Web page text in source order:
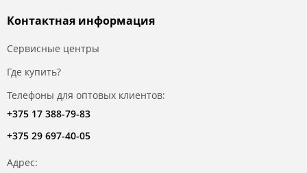
Контактная информация
Сервисные центры
Где купить?
Телефоны для оптовых клиентов:
+375 17 388-79-83
+375 29 697-40-05
Адрес: